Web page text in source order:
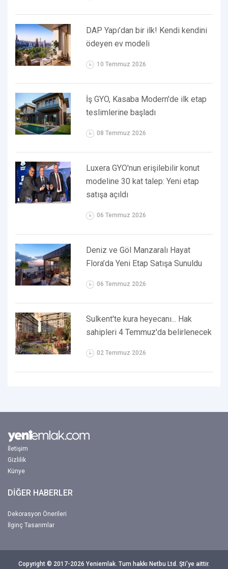
DAP Yapı’dan bir ilk! Kendi kendini
ödeyen ev modeli
10 Temmuz 2026
İş GYO, Kasaba Modern'de ilk etap
teslimlerine başladı
08 Temmuz 2026
Luxera GYO'nun erişilebilir konut
modeline 30 kat talep: Yeni etap
satışa açıldı
06 Temmuz 2026
Deniz ve Göl Manzaralı Hayat
Flora’da Yeni Etap Satışa Sunuldu
06 Temmuz 2026
Sulkent'te kura heyecanı... Hak
sahipleri 4 Temmuz'da belirlenecek
02 Temmuz 2026
İletişim
Gizlilik
Künye
DİĞER HABERLER
Dekorasyon Önerileri
İlginç Tasarımlar
Copyright © 2017-2026 Yeniemlak. Tum hakkı Netbu Ltd. Şti'ye aittir.